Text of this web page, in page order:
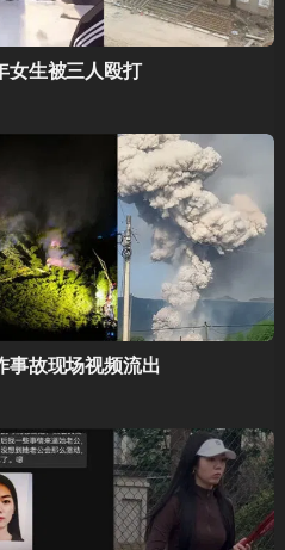
女生被三人殴打
事故现场视频流出